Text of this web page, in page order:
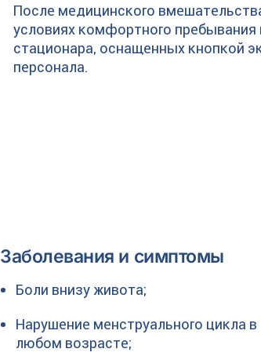
После медицинского
условиях комфортного пребывания
стационара, оснащенных кнопкой
персонала.
Заболевания и симптомы
Боли внизу живота;
Нарушение менструального цикла в
любом возрасте;